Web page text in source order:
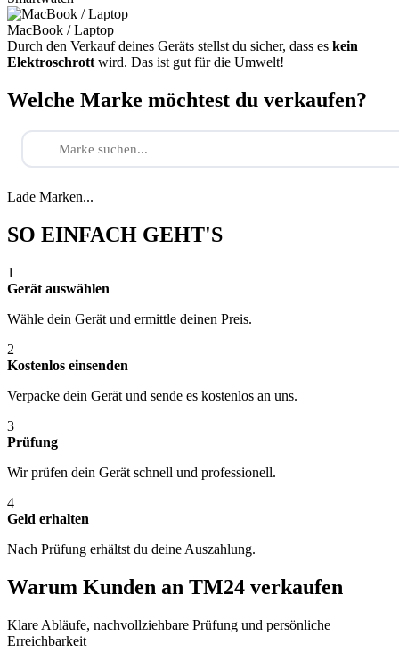
MacBook / Laptop
Durch den Verkauf deines Geräts stellst du sicher, dass es kein
Elektroschrott wird. Das ist gut für die Umwelt!
Welche Marke möchtest du verkaufen?
Lade Marken...
SO EINFACH GEHT'S
1
Gerät auswählen
Wähle dein Gerät und ermittle deinen Preis.
2
Kostenlos einsenden
Verpacke dein Gerät und sende es kostenlos an uns.
3
Prüfung
Wir prüfen dein Gerät schnell und professionell.
4
Geld erhalten
Nach Prüfung erhältst du deine Auszahlung.
Warum Kunden an TM24 verkaufen
Klare Abläufe, nachvollziehbare Prüfung und persönliche
Erreichbarkeit